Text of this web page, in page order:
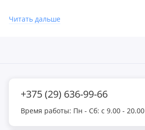
Читать дальше
+375 (29) 636-99-66
Время работы: Пн - Сб: с 9.00 - 20.00